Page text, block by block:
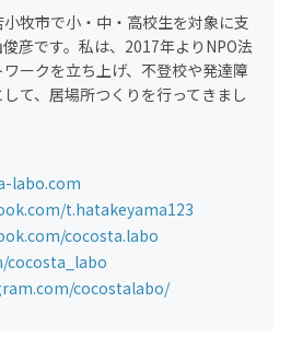
牧市で小・中・高校生を対象に支
彦です。私は、2017年よりNPO法
ークを立ち上げ、不登校や発達障
て、居場所つくりを行ってきまし
labo.com
t.hatakeyama123
cocosta.labo
cocostalabo/